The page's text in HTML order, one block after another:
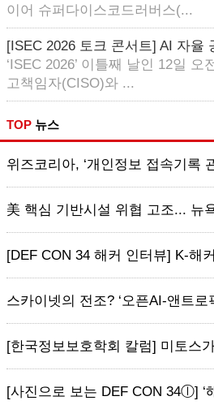
이어 슈퍼다이스코드러버스(...
[ISEC 2026 토크 콘서트] AI 자율
‘ISEC 2026’ 이틀째 날인 12일
고책임자(CISO)와 ...
TOP 뉴스
위즈코리아, ‘개인정보 접속기록
美 핵심 기반시설 위협 고조... 뉴
[DEF CON 34 해커 인터뷰] K-해
스카이넷의 전조? ‘오픈AI-앤트로
[한국정보보호학회 칼럼] 미토스
[사진으로 보는 DEF CON 34ⓛ] ‘